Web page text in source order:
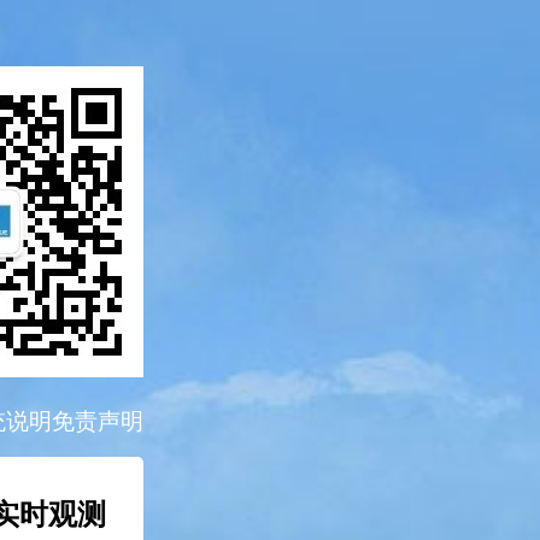
明免责声明
时观测